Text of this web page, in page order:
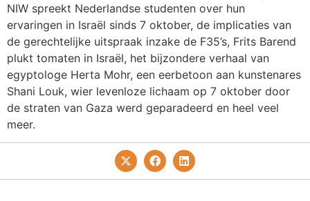
NIW spreekt Nederlandse studenten over hun
ervaringen in Israël sinds 7 oktober, de implicaties van
de gerechtelijke uitspraak inzake de F35’s, Frits Barend
plukt tomaten in Israël, het bijzondere verhaal van
egyptologe Herta Mohr, een eerbetoon aan kunstenares
Shani Louk, wier levenloze lichaam op 7 oktober door
de straten van Gaza werd geparadeerd en heel veel
meer.